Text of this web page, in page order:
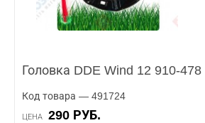
Головка DDE Wind 12 910-478
Код товара — 491724
ЦЕНА 290 РУБ.